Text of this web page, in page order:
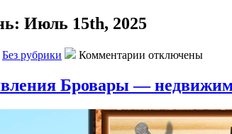
Июль 15th, 2025
Без рубрики Комментарии отключены
Бровары —